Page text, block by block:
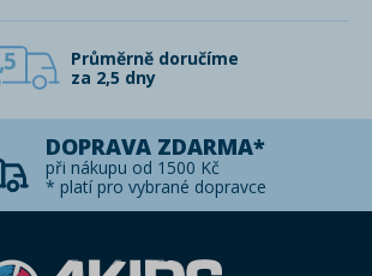
Průměrně doručíme
za 2,5 dny
DOPRAVA ZDARMA*
při nákupu od 1500 Kč
* platí pro vybrané dopravce